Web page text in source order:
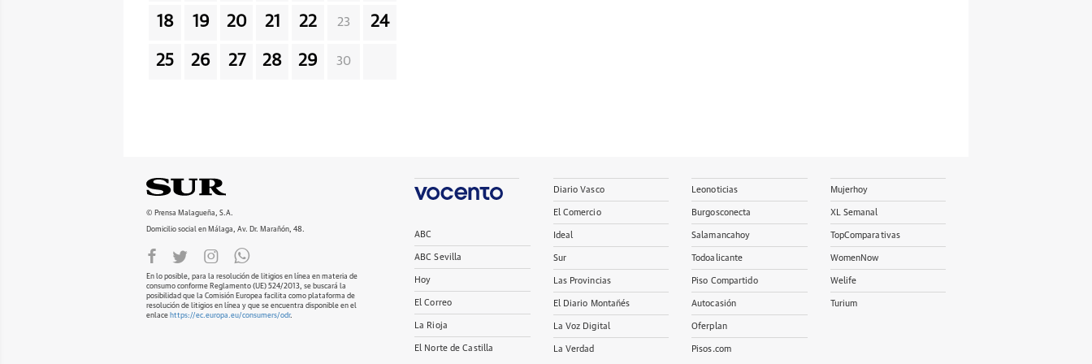
18 19 20 21 22 23 24
25 26 27 28 29 30
© Prensa Malagueña, S.A.
Domicilio social en Málaga, Av. Dr. Marañón, 48.
En lo posible, para la resolución de litigios en línea en materia de
consumo conforme Reglamento (UE) 524/2013, se buscará la
posibilidad que la Comisión Europea facilita como plataforma de
resolución de litigios en línea y que se encuentra disponible en el
enlace https://ec.europa.eu/consumers/odr.
ABC
ABC Sevilla
Hoy
El Correo
La Rioja
El Norte de Castilla
Diario Vasco
El Comercio
Ideal
Sur
Las Provincias
El Diario Montañés
La Voz Digital
La Verdad
Leonoticias
Burgosconecta
Salamancahoy
Todoalicante
Piso Compartido
Autocasión
Oferplan
Pisos.com
Mujerhoy
XL Semanal
TopComparativas
WomenNow
Welife
Turium